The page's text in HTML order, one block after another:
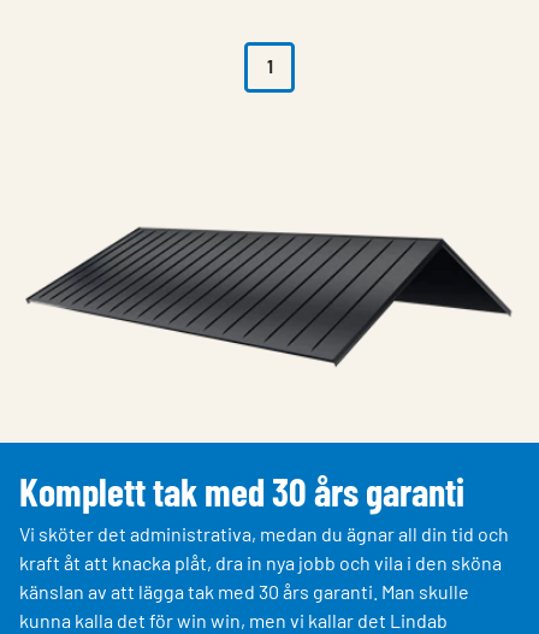
1
Komplett tak med 30 års garanti
Vi sköter det administrativa, medan du ägnar all din tid och
kraft åt att knacka plåt, dra in nya jobb och vila i den sköna
känslan av att lägga tak med 30 års garanti. Man skulle
kunna kalla det för win win, men vi kallar det Lindab